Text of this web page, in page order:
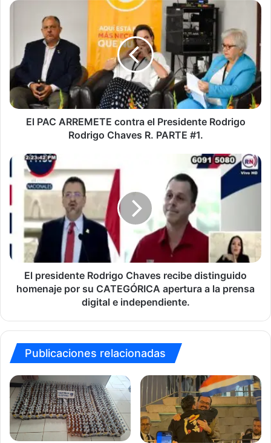
El
ARREMETE
contra
Presidente
Rodrigo
Rodrigo
Chaves
El PAC ARREMETE contra el Presidente Rodrigo
Rodrigo Chaves R. PARTE #1.
El
presidente
Rodrigo
Chaves
distinguido
homenaje
su
CATEGÓRICA
apertura
prensa
e
independiente.
El presidente Rodrigo Chaves recibe distinguido
homenaje por su CATEGÓRICA apertura a la prensa
digital e independiente.
Publicaciones relacionadas